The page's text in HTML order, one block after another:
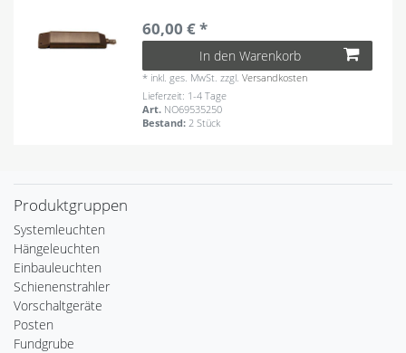
60,00 € *
In den Warenkorb
* inkl. ges. MwSt. zzgl.Versandkosten
Lieferzeit: 1-4 Tage
Art. NO69535250
Bestand:2 Stück
Produktgruppen
Systemleuchten
Hängeleuchten
Einbauleuchten
Schienenstrahler
Vorschaltgeräte
Posten
Fundgrube